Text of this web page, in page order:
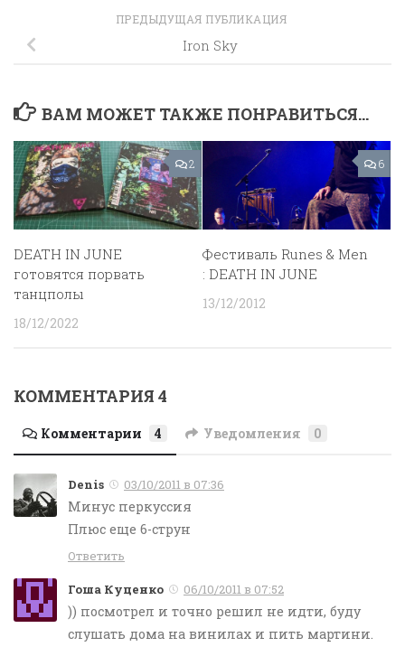
ПРЕДЫДУЩАЯ ПУБЛИКАЦИЯ
Iron Sky
ВАМ МОЖЕТ ТАКЖЕ ПОНРАВИТЬСЯ...
2
DEATH IN JUNE
готовятся порвать
танцполы
18/12/2022
6
Фестиваль Runes & Men
: DEATH IN JUNE
13/12/2012
КОММЕНТАРИЯ 4
Комментарии 4 Уведомления 0
Denis 03/10/2011 в 07:36
Минус перкуссия
Плюс еще 6-струн
Ответить
Гоша Куценко 06/10/2011 в 07:52
)) посмотрел и точно решил не идти, буду
слушать дома на винилах и пить мартини.